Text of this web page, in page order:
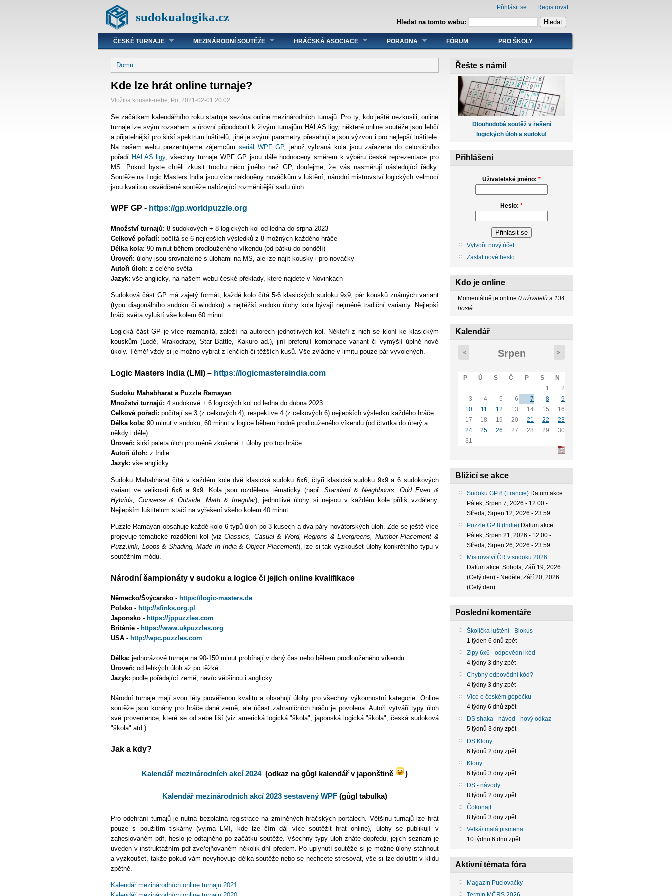
sudokualogika.cz Hledat na tomto webu:
Přihlásit se Registrovat
ČESKÉ TURNAJE MEZINÁRODNÍ SOUTĚŽE HRÁČSKÁ ASOCIACE PORADNA FÓRUM PRO ŠKOLY
Domů
Kde lze hrát online turnaje?
Vložil/a kousek-nebe, Po, 2021-02-01 20:02
Se začátkem kalendářního roku startuje sezóna online mezinárodních turnajů. Pro ty, kdo ještě nezkusili, online
turnaje lze svým rozsahem a úrovní připodobnit k živým turnajům HALAS ligy, některé online soutěže jsou lehčí
a přijatelnější pro širší spektrum luštitelů, jiné je svými parametry přesahují a jsou výzvou i pro nejlepší luštitele.
Na našem webu prezentujeme zájemcůmseriál WPF GP, jehož vybraná kola jsou zařazena do celoročního
pořadí HALAS ligy, všechny turnaje WPF GP jsou dále hodnoceny směrem k výběru české reprezentace pro
MS. Pokud byste chtěli zkusit trochu něco jiného než GP, doufejme, že vás nasměrují následující řádky.
Soutěže na Logic Masters India jsou více nakloněny nováčkům v luštění, národní mistrovství logických velmocí
jsou kvalitou osvědčené soutěže nabízející rozměnitější sadu úloh.
WPF GP - https://gp.worldpuzzle.org
Množství turnajů: 8 sudokových + 8 logických kol od ledna do srpna 2023
Celkové pořadí: počítá se 6 nejlepších výsledků z 8 možných každého hráče
Délka kola: 90 minut během prodlouženého víkendu (od pátku do pondělí)
Úroveň: úlohy jsou srovnatelné s úlohami na MS, ale lze najít kousky i pro nováčky
Autoři úloh: z celého světa
Jazyk: vše anglicky, na našem webu české překlady, které najdete v Novinkách
Sudoková část GP má zajetý formát, každé kolo čítá 5-6 klasických sudoku 9x9, pár kousků známých variant
(typu diagonálního sudoku či windoku) a nejtěžší sudoku úlohy kola bývají nejméně tradiční varianty. Nejlepší
hráči světa vyluští vše kolem 60 minut.
Logická část GP je více rozmanitá, záleží na autorech jednotlivých kol. Někteří z nich se kloní ke klasickým
kouskům (Lodě, Mrakodrapy, Star Battle, Kakuro ad.), jiní preferují kombinace variant či vymýšlí úplně nové
úkoly. Téměř vždy si je možno vybrat z lehčích či těžších kusů. Vše zvládne v limitu pouze pár vyvolených.
Logic Masters India (LMI) – https://logicmastersindia.com
Sudoku Mahabharat a Puzzle Ramayan
Množství turnajů: 4 sudokové + 6 logických kol od ledna do dubna 2023
Celkové pořadí: počítají se 3 (z celkových 4), respektive 4 (z celkových 6) nejlepších výsledků každého hráče
Délka kola: 90 minut v sudoku, 60 minut v logice během hodně prodlouženého víkendu (od čtvrtka do úterý a
někdy i déle)
Úroveň: širší paleta úloh pro méně zkušené + úlohy pro top hráče
Autoři úloh: z Indie
Jazyk: vše anglicky
Sudoku Mahabharat čítá v každém kole dvě klasická sudoku 6x6, čtyři klasická sudoku 9x9 a 6 sudokových
variant ve velikosti 6x6 a 9x9. Kola jsou rozdělena tématicky (např.Standard & Neighbours, Odd Even &
Hybrids, Converse & Outside, Math & Irregular), jednotlivé úlohy si nejsou v každém kole příliš vzdáleny.
Nejlepším luštitelům stačí na vyřešení všeho kolem 40 minut.
Puzzle Ramayan obsahuje každé kolo 6 typů úloh po 3 kusech a dva páry novátorských úloh. Zde se ještě více
projevuje tématické rozdělení kol (vizClassics, Casual & Word,Regions & Evergreens, Number Placement &
Puzz.link, Loops & Shading, Made In India& Object Placement), lze si tak vyzkoušet úlohy konkrétního typu v
soutěžním módu.
Národní šampionáty v sudoku a logice či jejich online kvalifikace
Německo/Švýcarsko - https://logic-masters.de
Polsko - http://sfinks.org.pl
Japonsko - https://jppuzzles.com
Británie - https://www.ukpuzzles.org
USA - http://wpc.puzzles.com
Délka: jednorázové turnaje na 90-150 minut probíhají v daný čas nebo během prodlouženého víkendu
Úroveň: od lehkých úloh až po těžké
Jazyk: podle pořádající země, navíc většinou i anglicky
Národní turnaje mají svou léty prověřenou kvalitu a obsahují úlohy pro všechny výkonnostní kategorie. Online
soutěže jsou konány pro hráče dané země, ale účast zahraničních hráčů je povolena. Autoři vytváří typy úloh
své provenience, které se od sebe liší (viz americká logická "škola", japonská logická "škola", česká sudoková
"škola" atd.)
Jak a kdy?
Kalendář mezinárodních akcí 2024(odkaz na gůgl kalendář v japonštině )
Kalendář mezinárodních akcí 2023 sestavený WPF(gůgl tabulka)
Pro odehrání turnajů je nutná bezplatná registrace na zmíněných hráčských portálech. Většinu turnajů lze hrát
pouze s použitím tiskárny (vyjma LMI, kde lze čím dál více soutěžit hrát online), úlohy se publikují v
zaheslovaném pdf, heslo je odtajněno po začátku soutěže. Všechny typy úloh znáte dopředu, jejich seznam je
uveden v instruktážním pdf zveřejňovaném několik dní předem. Po uplynutí soutěže si je možné úlohy stáhnout
a vyzkoušet, takže pokud vám nevyhovuje délka soutěže nebo se nechcete stresovat, vše si lze doluštit v klidu
zpětně.
Kalendář mezinárodních online turnajů 2021
Řešte s námi!
Dlouhodobá soutěž v řešení
logických úloh a sudoku!
Přihlášení
Uživatelské jméno: *
Heslo: *
Vytvořit nový účet
Zaslat nové heslo
Kdo je online
Momentálně je online 0 uživatelů a 134
hosté.
Kalendář
« Srpen »
P Ú S Č P S
N
1
2
3
4 5 6 7 8
9
10
11 12 13 14 15
16
17
18 19 20 21 22
23
24
25 26 27 28 29
30
31
Blížící se akce
Sudoku GP 8 (Francie) Datum akce:
Pátek, Srpen 7, 2026 - 12:00 -
Středa, Srpen 12, 2026 - 23:59
Puzzle GP 8 (Indie) Datum akce:
Pátek, Srpen 21, 2026 - 12:00 -
Středa, Srpen 26, 2026 - 23:59
Mistrovství ČR v sudoku 2026
Datum akce: Sobota, Září 19, 2026
(Celý den) - Neděle, Září 20, 2026
(Celý den)
Poslední komentáře
Školička luštění - Blokus
1 týden 6 dnů zpět
Zipy 6x6 - odpovědní kód
4 týdny 3 dny zpět
Chybný odpovědní kód?
4 týdny 3 dny zpět
Více o českém gépéčku
4 týdny 6 dnů zpět
DS shaka - návod - nový odkaz
5 týdnů 3 dny zpět
DS Klony
6 týdnů 2 dny zpět
Klony
6 týdnů 3 dny zpět
DS - návody
8 týdnů 2 dny zpět
Čokonajt
8 týdnů 3 dny zpět
Velká/ malá pismena
10 týdnů 6 dnů zpět
Aktivní témata fóra
Magazín Puclovačky